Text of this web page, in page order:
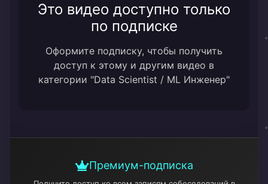
Это видео доступно только
по подписке
Оформите подписку, чтобы получить
доступ к этому и другим видео в
категории "Data Scientist / ML Инженер"
Премиум-подписка